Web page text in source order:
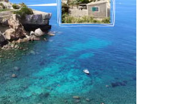
的平均評分（滿分 5 分）